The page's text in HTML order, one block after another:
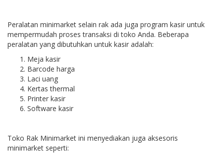
Peralatan minimarket selain rak ada juga program kasir untuk
mempermudah proses transaksi di toko Anda. Beberapa
peralatan yang dibutuhkan untuk kasir adalah:
Meja kasir
Barcode harga
Laci uang
Kertas thermal
Printer kasir
Software kasir
Toko Rak Minimarket ini menyediakan juga aksesoris
minimarket seperti: